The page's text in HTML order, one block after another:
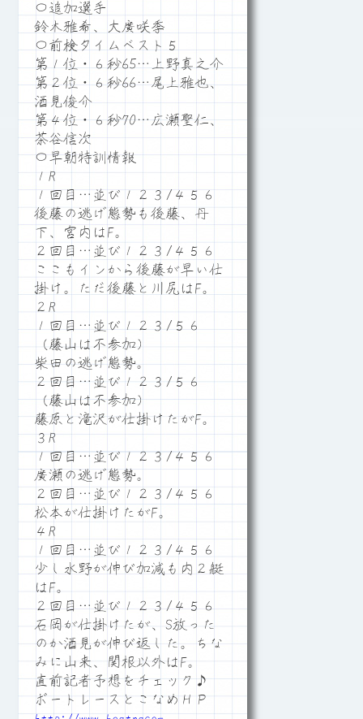
〇追加選手
鈴木雅希、大廣咲季
〇前検タイムベスト５
第１位・６秒65…上野真之介
第２位・６秒66…尾上雅也、
酒見俊介
第４位・６秒70…広瀬聖仁、
茶谷信次
〇早朝特訓情報
１R
１回目…並び１２３/４５６
後藤の逃げ態勢も後藤、丹
下、宮内はF。
２回目…並び１２３/４５６
ここもインから後藤が早い仕
掛け。ただ後藤と川尻はF。
２R
１回目…並び１２３/５６
（藤山は不参加）
柴田の逃げ態勢。
２回目…並び１２３/５６
（藤山は不参加）
藤原と滝沢が仕掛けたがF。
３R
１回目…並び１２３/４５６
廣瀬の逃げ態勢。
２回目…並び１２３/４５６
松本が仕掛けたがF。
４R
１回目…並び１２３/４５６
少し水野が伸び加減も内２艇
はF。
２回目…並び１２３/４５６
石岡が仕掛けたが、S放った
のか酒見が伸び返した。ちな
みに山来、関根以外はF。
直前記者予想をチェック♪
ボートレースとこなめＨＰ